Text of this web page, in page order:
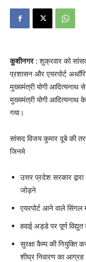
कुशीनगर: शुक्रवार को
प्रशासन और एयरपोर्ट
मुख्यमंत्री योगी आदित्यनाथ
मुख्यमंत्री योगी
गया।
सांसद विजय कुमार दूबे की
जिनमे
उत्तर प्रदेश सरकार
जोड़ने
एयरपोर्ट आने वाले सिंगल
हवाई अड्डे पर पूर्ण विद्युत
सुरक्षा कैम्प की
शीघ्र निवारण का आग्रह